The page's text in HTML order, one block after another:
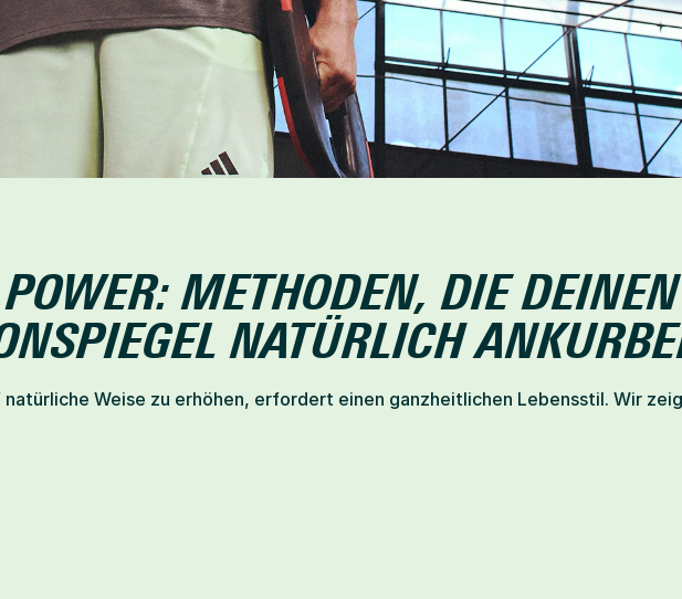
METHODEN, DIE DEINEN
NATÜRLICH
Weise zu erhöhen, erfordert einen ganzheitlichen Lebensstil. Wir